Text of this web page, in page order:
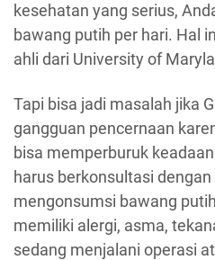
kesehatan yang serius,
bawang putih per hari. Hal
ahli dari University of
Tapi bisa jadi masalah jika
gangguan pencernaan
bisa memperburuk
harus berkonsultasi
mengonsumsi bawang
memiliki alergi, asma,
sedang menjalani operasi